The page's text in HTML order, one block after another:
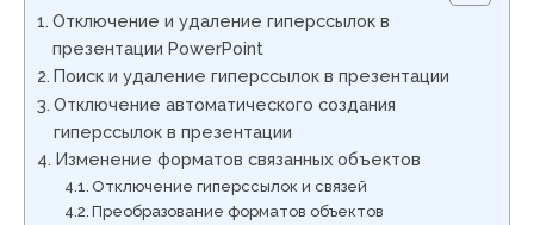
Отключение и удаление гиперссылок в
презентации PowerPoint
Поиск и удаление гиперссылок в презентации
Отключение автоматического создания
гиперссылок в презентации
Изменение форматов связанных объектов
Отключение гиперссылок и связей
Преобразование форматов объектов